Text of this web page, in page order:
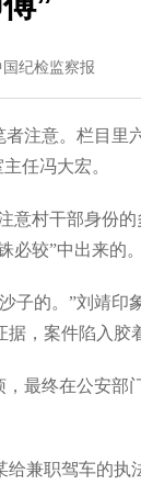
纪检监察报
注意。栏目里
任冯大宏。
意村干部身
必较”中出来的。
的。”刘靖印
，案件陷入胶
最终在公安部
给兼职驾车的